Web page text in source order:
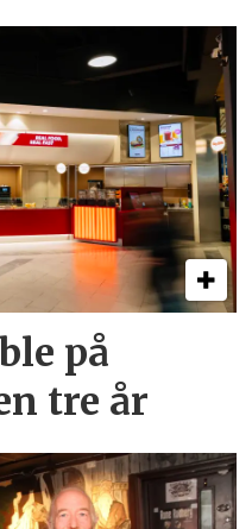
på
tre år